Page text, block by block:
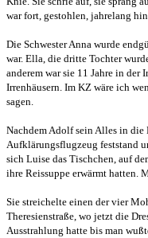
war fort, gestohlen, jahrelang
Die Schwester Anna wurde
war. Ella, die dritte Tochter
anderem war sie 11 Jahre in der
Irrenhäusern. Im KZ wäre ich
sagen.
Nachdem Adolf sein Alles in die
Aufklärungsflugzeug feststand
sich Luise das Tischchen, auf
ihre Reissuppe erwärmt hatten.
Sie streichelte einen der vier
Theresienstraße, wo jetzt die
Ausstrahlung hatte bis man